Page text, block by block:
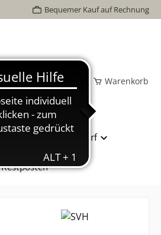
Bequemer Kauf auf Rechnung
Mein Konto Warenkorb
Vereinsbedarf
Restposten